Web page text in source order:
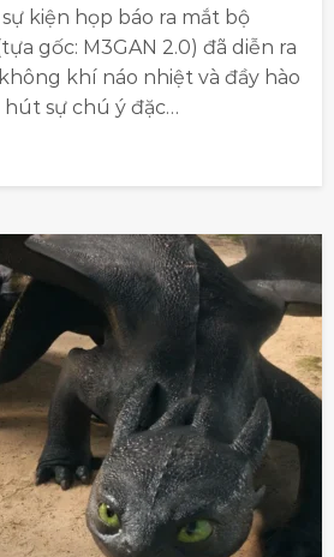
kiện họp báo ra mắt bộ
gốc: M3GAN 2.0) đã diễn ra
khí náo nhiệt và đầy hào
sự chú ý đặc…